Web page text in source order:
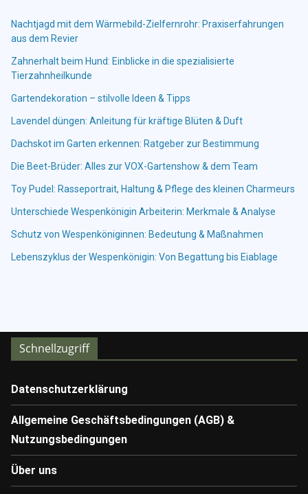
Nachtjagd mit dem Wärmebild-Zielfernrohr: Praxiserfahrungen
aus dem Revier
Zahnerhalt beim Hund: Einblicke in die spezialisierte
Tierzahnheilkunde
Gartendekoration – stilvolle Ideen & Tipps
Lavendel düngen: Anleitung für kräftige Blüten & Duft
Dachskot im Garten erkennen: Ratgeber zur Bestimmung
Die Beet-Brüder: Alles zur VOX-Gartenshow & dem Team
Toy Pudel: Rasseportrait, Haltung & Pflege des kleinen Charmeurs
Unterschiede Wespenkönigin Arbeiterin: Merkmale & Analyse
Schutz von Wespenköniginnen: Bedeutung & Maßnahmen
Lebenszyklus der Wespenkönigin: Von Begattung bis Eiablage
Schnellzugriff
Datenschutzerklärung
Allgemeine Geschäftsbedingungen (AGB) &
Nutzungsbedingungen
Über uns